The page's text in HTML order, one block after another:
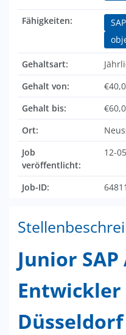
Fähigkeiten: SAP
Gehaltsart:
Gehalt von:
Gehalt bis:
Ort:
Job
veröffentlicht:
12-
Job-ID: 64811
Junior SAP
Entwickler
Düsseldorf